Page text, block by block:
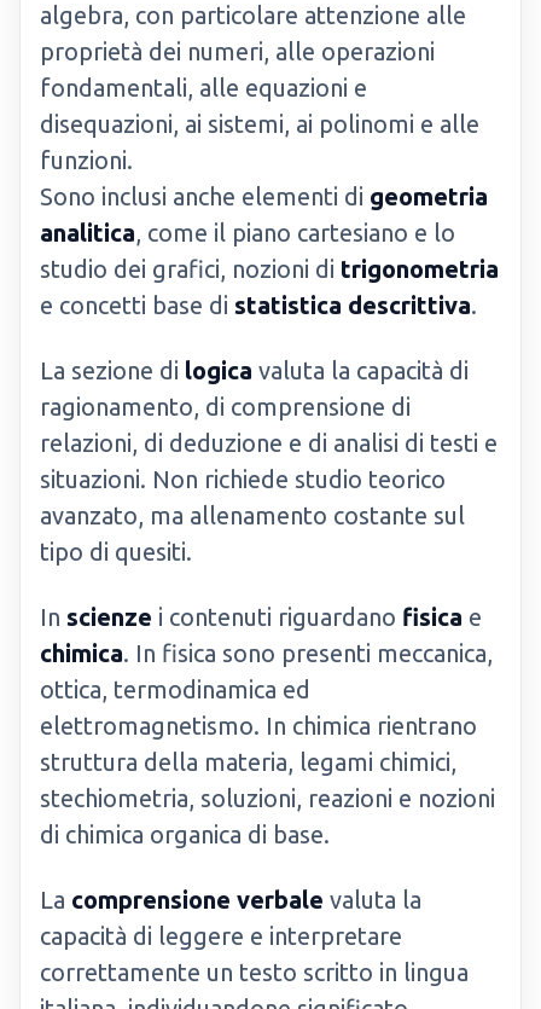
algebra, con particolare attenzione alle
proprietà dei numeri, alle operazioni
fondamentali, alle equazioni e
disequazioni, ai sistemi, ai polinomi e alle
funzioni.
Sono inclusi anche elementi di geometria
analitica, come il piano cartesiano e lo
studio dei grafici, nozioni di trigonometria
e concetti base di statistica descrittiva.
La sezione di logica valuta la capacità di
ragionamento, di comprensione di
relazioni, di deduzione e di analisi di testi e
situazioni. Non richiede studio teorico
avanzato, ma allenamento costante sul
tipo di quesiti.
In scienze i contenuti riguardano fisica e
chimica. In fisica sono presenti meccanica,
ottica, termodinamica ed
elettromagnetismo. In chimica rientrano
struttura della materia, legami chimici,
stechiometria, soluzioni, reazioni e nozioni
di chimica organica di base.
La comprensione verbale valuta la
capacità di leggere e interpretare
correttamente un testo scritto in lingua